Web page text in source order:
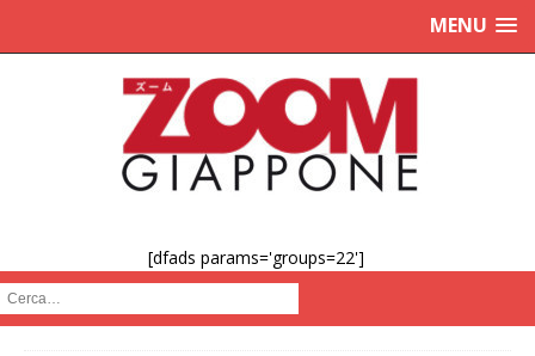
MENU
[dfads params='groups=22']
Cerca :